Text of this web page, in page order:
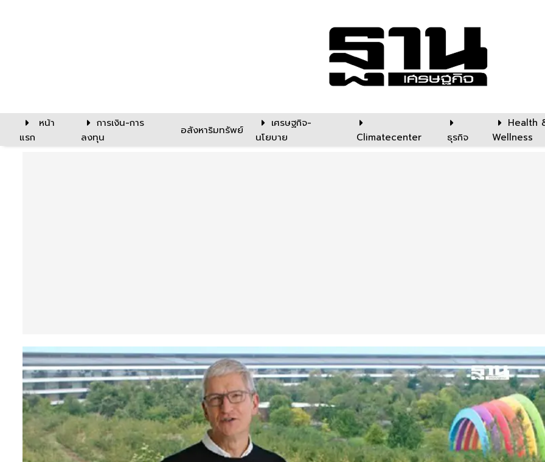
หน้า
แรก
การเงิน-การ
ลงทุน
อสังหาริมทรัพย์
เศรษฐกิจ-
นโยบาย
Climatecenter ธุรกิจ
Health
Wellness